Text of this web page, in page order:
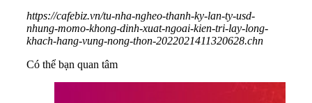
https://cafebiz.vn/tu-nha-ngheo-thanh-ky-lan-ty-usd-
nhung-momo-khong-dinh-xuat-ngoai-kien-tri-lay-long-
khach-hang-vung-nong-thon-2022021411320628.chn
Có thể bạn quan tâm